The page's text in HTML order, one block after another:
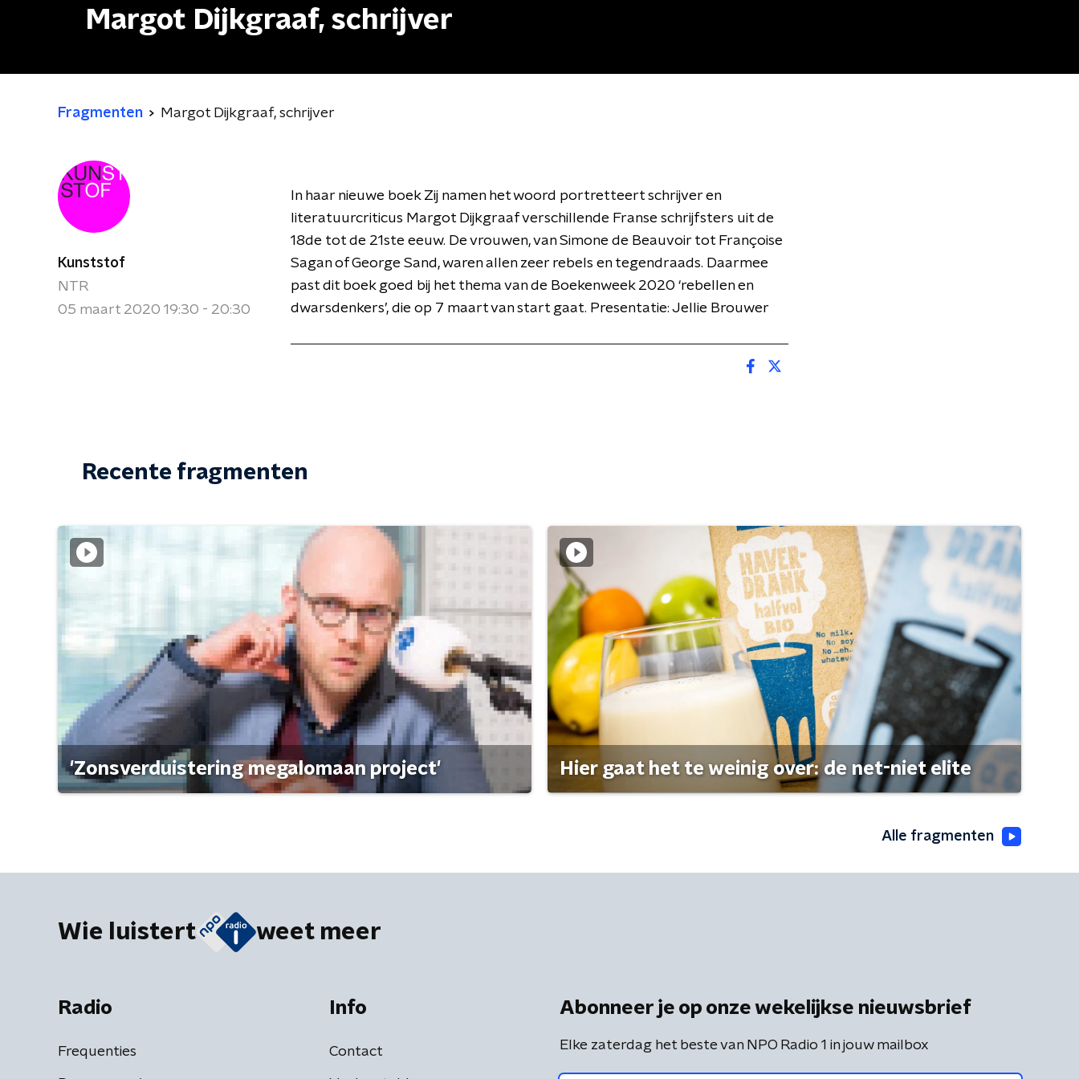
Margot Dijkgraaf, schrijver
Fragmenten Margot Dijkgraaf, schrijver
Kunststof
NTR
05 maart 2020 19:30 - 20:30
In haar nieuwe boek Zij namen het woord portretteert schrijver en
literatuurcriticus Margot Dijkgraaf verschillende Franse schrijfsters uit de
18de tot de 21ste eeuw. De vrouwen, van Simone de Beauvoir tot Françoise
Sagan of George Sand, waren allen zeer rebels en tegendraads. Daarmee
past dit boek goed bij het thema van de Boekenweek 2020 ‘rebellen en
dwarsdenkers’, die op 7 maart van start gaat. Presentatie: Jellie Brouwer
Recente fragmenten
'Zonsverduistering megalomaan project' Hier gaat het te weinig over: de net-niet elite
Alle fragmenten
Wie luistert weet meer
Radio
Frequenties
Info
Contact
Abonneer je op onze wekelijkse nieuwsbrief
Elke zaterdag het beste van NPO Radio 1 in jouw mailbox